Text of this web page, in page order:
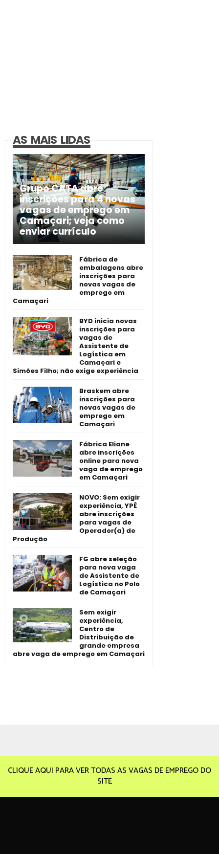
AS MAIS LIDAS
Grupo CATA abre
inscrições para 4 novas
vagas de emprego em
Camaçari; veja como
enviar currículo
Fábrica de
embalagens abre
inscrições para
novas vagas de
emprego em
Camaçari
BYD inicia novas
inscrições para
vagas de
Assistente de
Logística em
Camaçari e
Simões Filho; não exige experiência
Braskem abre
inscrições para
novas vagas de
emprego em
Camaçari
Fábrica Eliane
abre inscrições
online para nova
vaga de emprego
em Camaçari
NOVO: Sem exigir
experiência, YPÊ
abre inscrições
para vagas de
Operador(a) de
Produção
FG abre seleção
para nova vaga
de Assistente de
Logística no Polo
de Camaçari
Sem exigir
experiência,
Centro de
Distribuição de
grande empresa
abre vaga de emprego em Camaçari
CLIQUE AQUI PARA VER TODAS AS VAGAS DE EMPREGO DO
SITE